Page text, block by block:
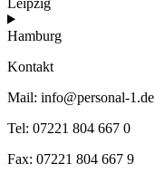
Hamburg
Kontakt
Mail: info@personal-1.de
Tel: 07221 804 667 0
Fax: 07221 804 667 9